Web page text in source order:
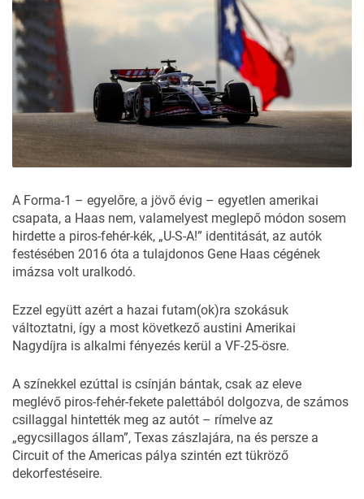
A Forma-1 – egyelőre, a jövő évig – egyetlen amerikai
csapata, a Haas nem, valamelyest meglepő módon sosem
hirdette a piros-fehér-kék, „U-S-A!” identitását, az autók
festésében 2016 óta a tulajdonos Gene Haas cégének
imázsa volt uralkodó.
Ezzel együtt azért a hazai futam(ok)ra szokásuk
változtatni, így a most következő austini Amerikai
Nagydíjra is alkalmi fényezés kerül a VF-25-ösre.
A színekkel ezúttal is csínján bántak, csak az eleve
meglévő piros-fehér-fekete palettából dolgozva, de számos
csillaggal hintették meg az autót – rímelve az
„egycsillagos állam”, Texas zászlajára, na és persze a
Circuit of the Americas pálya szintén ezt tükröző
dekorfestéseire.